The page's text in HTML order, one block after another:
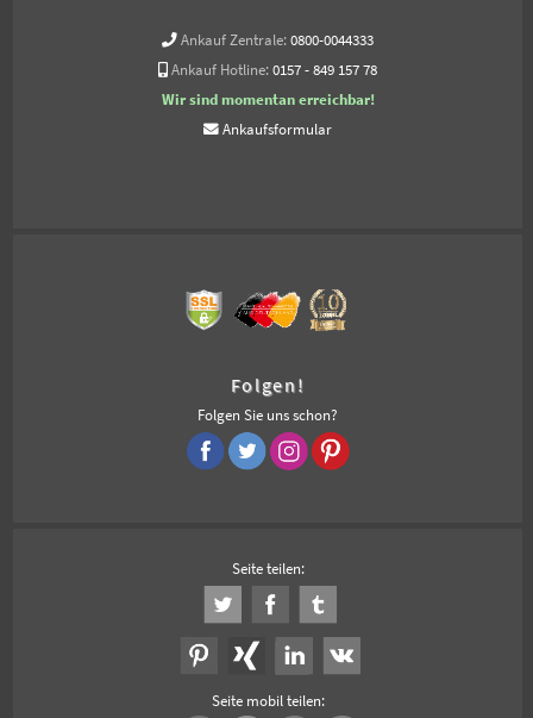
Ankauf Zentrale: 0800-0044333
Ankauf Hotline: 0157 - 849 157 78
Wir sind momentan erreichbar!
Ankaufsformular
Folgen!
Folgen Sie uns schon?
Seite teilen:
Seite mobil teilen: